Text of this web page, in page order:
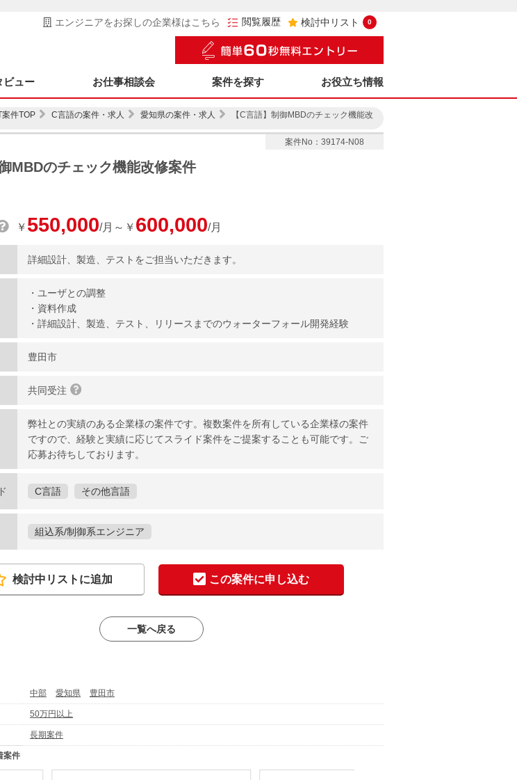
エンジニアをお探しの企業様はこちら 閲覧履歴 検討中リスト 0
ビュー お仕事相談会 案件を探す お役立ち情報
案件TOP C言語の案件・求人 愛知県の案件・求人
【C言語】制御MBDのチェック機能改
案件No：39174-N08
MBDのチェック機能改修案件
￥ 550,000/月～￥ 600,000/月
詳細設計、製造、テストをご担当いただきます。
・ユーザとの調整
・資料作成
・詳細設計、製造、テスト、リリースまでのウォーターフォール開発経験
豊田市
共同受注
弊社との実績のある企業様の案件です。複数案件を所有している企業様の案件
ですので、経験と実績に応じてスライド案件をご提案することも可能です。ご
応募お待ちしております。
C言語 その他言語
組込系/制御系エンジニア
検討中リストに追加 この案件に申し込む
一覧へ戻る
中部 愛知県 豊田市
50万円以上
長期案件
案件